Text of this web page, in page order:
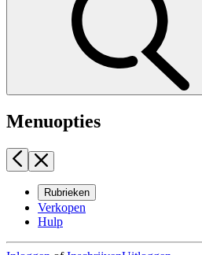
Menuopties
Rubrieken
Verkopen
Hulp